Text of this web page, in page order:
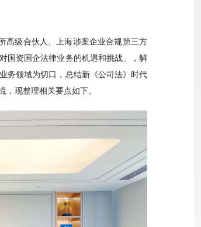
高级合伙人、上海涉案企业合规第三方
国资国企法律业务的机遇和挑战」，解
务领域为切口，总结新《公司法》时代
现整理相关要点如下。